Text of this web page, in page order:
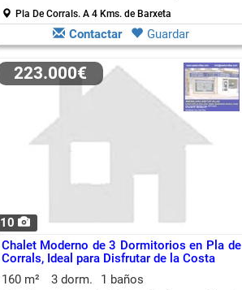
amueblado y en parcela de más de 850 m2.
Pla De Corrals. A 4 Kms. de Barxeta
Contactar Guardar
10
223.000€
Chalet Moderno de 3 Dormitorios en Pla de
Corrals, Ideal para Disfrutar de la Costa
160 m²
3 dorm. 1 baños